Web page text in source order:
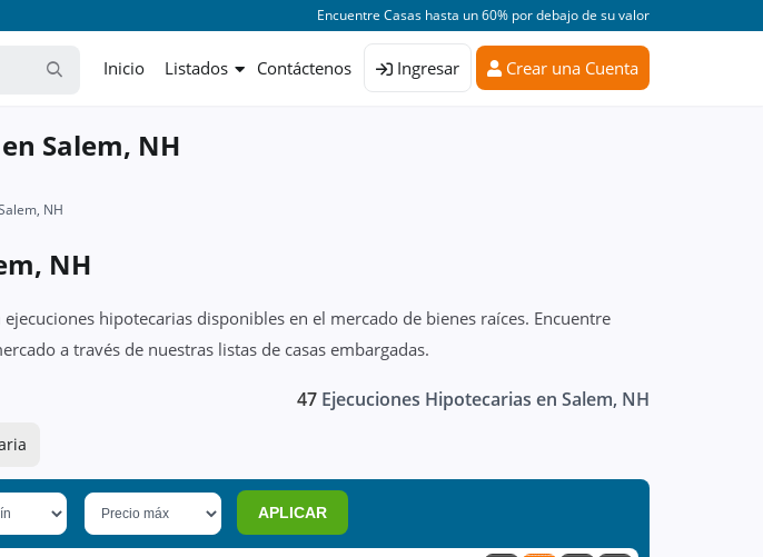
Encuentre Casas hasta un 60% por debajo de su valor
Inicio Listados Contáctenos Ingresar Crear una Cuenta
Salem, NH
NH
NH
hipotecarias disponibles en el mercado de bienes raíces. Encuentre
a través de nuestras listas de casas embargadas.
47 Ejecuciones Hipotecarias en Salem, NH
APLICAR